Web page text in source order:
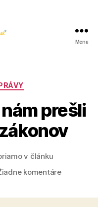
Menu
prešli
v článku
komentárena